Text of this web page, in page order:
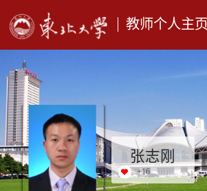
教师个人主页
张志刚
+16